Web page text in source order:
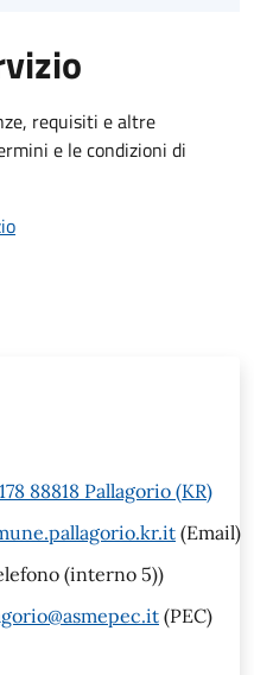
requisiti e altre
e le condizioni di
88818 Pallagorio (KR)
(Email)
(interno 5))
(PEC)